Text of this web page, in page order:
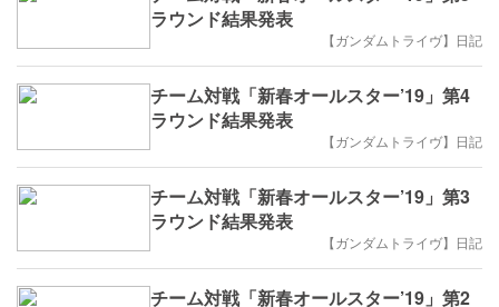
ラウンド結果発表
【ガンダムトライヴ】日記
チーム対戦「新春オールスター’19」第4
ラウンド結果発表
【ガンダムトライヴ】日記
チーム対戦「新春オールスター’19」第3
ラウンド結果発表
【ガンダムトライヴ】日記
チーム対戦「新春オールスター’19」第2